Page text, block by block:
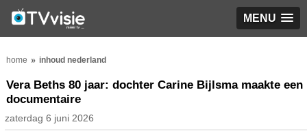
MENU
home inhoud nederland
Vera Beths 80 jaar: dochter Carine Bijlsma maakte een
documentaire
zaterdag 6 juni 2026